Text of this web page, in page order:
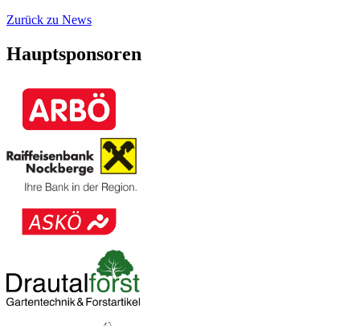
Zurück zu News
Hauptsponsoren